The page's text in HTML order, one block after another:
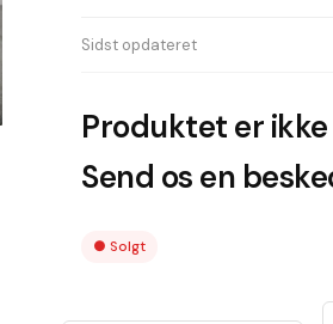
Sidst opdateret
Produktet er
Send os en
●Solgt